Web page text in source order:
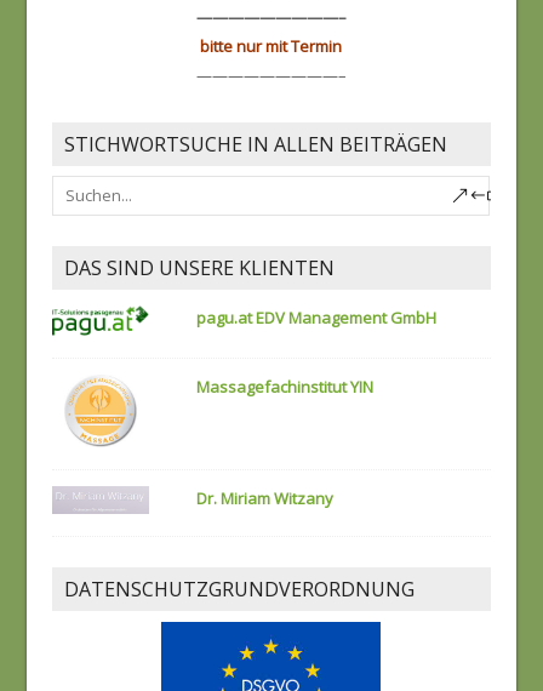
—————————–
bitte nur mit Termin
—————————–
STICHWORTSUCHE IN ALLEN BEITRÄGEN
DAS SIND UNSERE KLIENTEN
pagu.at EDV Management GmbH
Massagefachinstitut YIN
Dr. Miriam Witzany
DATENSCHUTZGRUNDVERORDNUNG